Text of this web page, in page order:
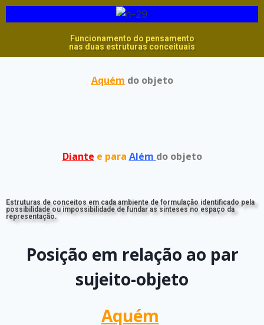
Funcionamento do pensamento
nas duas estruturas conceituais
Aquém do objeto
Diante e para Além do objeto
Estruturas de conceitos em cada ambiente de formulação identificado pela
possibilidade ou impossibilidade de fundar as sínteses no espaço da
representação.
Posição em relação ao par
sujeito-objeto
Aquém